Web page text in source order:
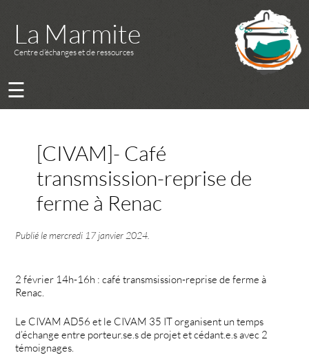
La Marmite
Centre d’échanges et de ressources
☰
[CIVAM]- Café
transmsission-reprise de
ferme à Renac
Publié lemercredi 17 janvier 2024
2 février 14h-16h : café transmsission-reprise de ferme à
Renac.
Le CIVAM AD56 et le CIVAM 35 IT organisent un temps
d’échange entre porteur.se.s de projet et cédant.e.s avec 2
témoignages.